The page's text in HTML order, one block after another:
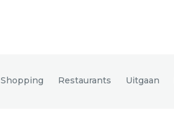
Shopping Restaurants Uitgaan